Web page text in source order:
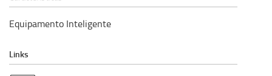
Equipamento Inteligente
Links